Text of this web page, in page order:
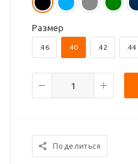
Размер
.46 .40 .42 .44
Поделиться